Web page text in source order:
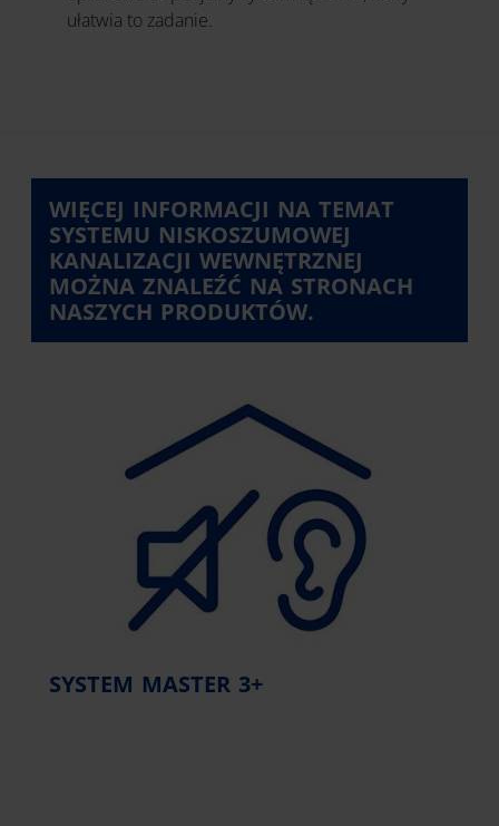
ułatwia to zadanie.
WIĘCEJ INFORMACJI NA TEMAT
SYSTEMU NISKOSZUMOWEJ
KANALIZACJI WEWNĘTRZNEJ
MOŻNA ZNALEŹĆ NA STRONACH
NASZYCH PRODUKTÓW.
SYSTEM MASTER 3+